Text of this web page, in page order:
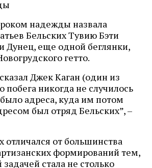
надежды назвала
Бельских Тувию Бэти
Дунец, еще одной беглянки,
гетто.
Джек Каган (один из
побега никогда не случилось
адреса, куда им потом
был отряд Бельских”, –
отличался от большинства
формирований тем,
задачей стала не столько